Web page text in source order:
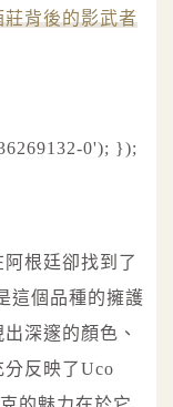
背後的影武者
0'); });
根廷卻找到了
這個品種的擁護
深邃的顏色、
反映了Uco